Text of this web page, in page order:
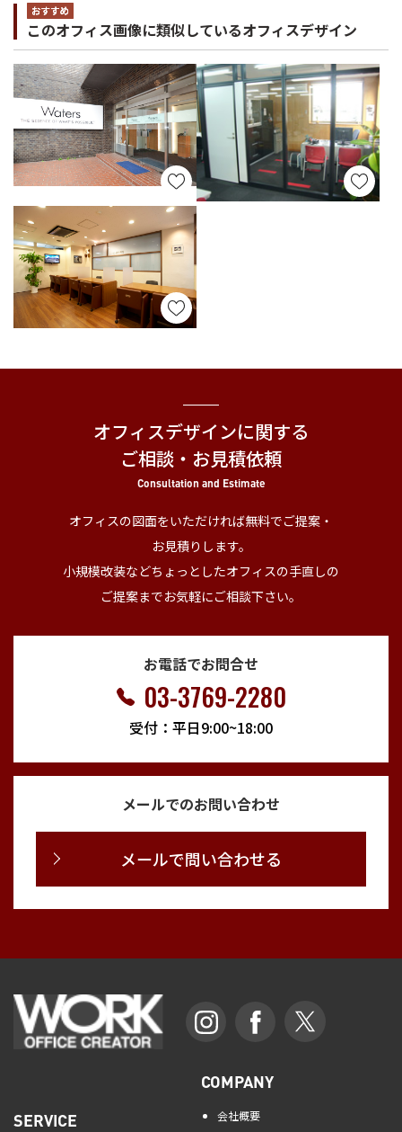
このオフィス画像に類似しているオフィスデザイン
オフィスデザインに関する
ご相談・お見積依頼
Consultation and Estimate
オフィスの図面をいただければ無料でご提案・
お見積りします。
小規模改装などちょっとしたオフィスの手直しの
ご提案までお気軽にご相談下さい。
お電話でお問合せ
03-3769-2280
受付：平日9:00~18:00
メールでのお問い合わせ
メールで問い合わせる
SERVICE
COMPANY
会社概要